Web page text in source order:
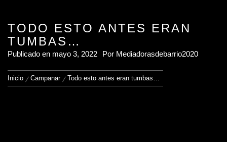
TODO ESTO ANTES ERAN
TUMBAS…
Publicado en mayo 3, 2022 Por Mediadorasdebarrio2020
Inicio Campanar Todo esto antes eran tumbas…